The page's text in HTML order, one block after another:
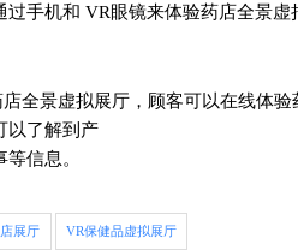
通过手机和 VR眼镜来体验药店全景
景虚拟展厅，顾客可以在线体
以了解到产
信息。
展厅 VR保健品虚拟展厅